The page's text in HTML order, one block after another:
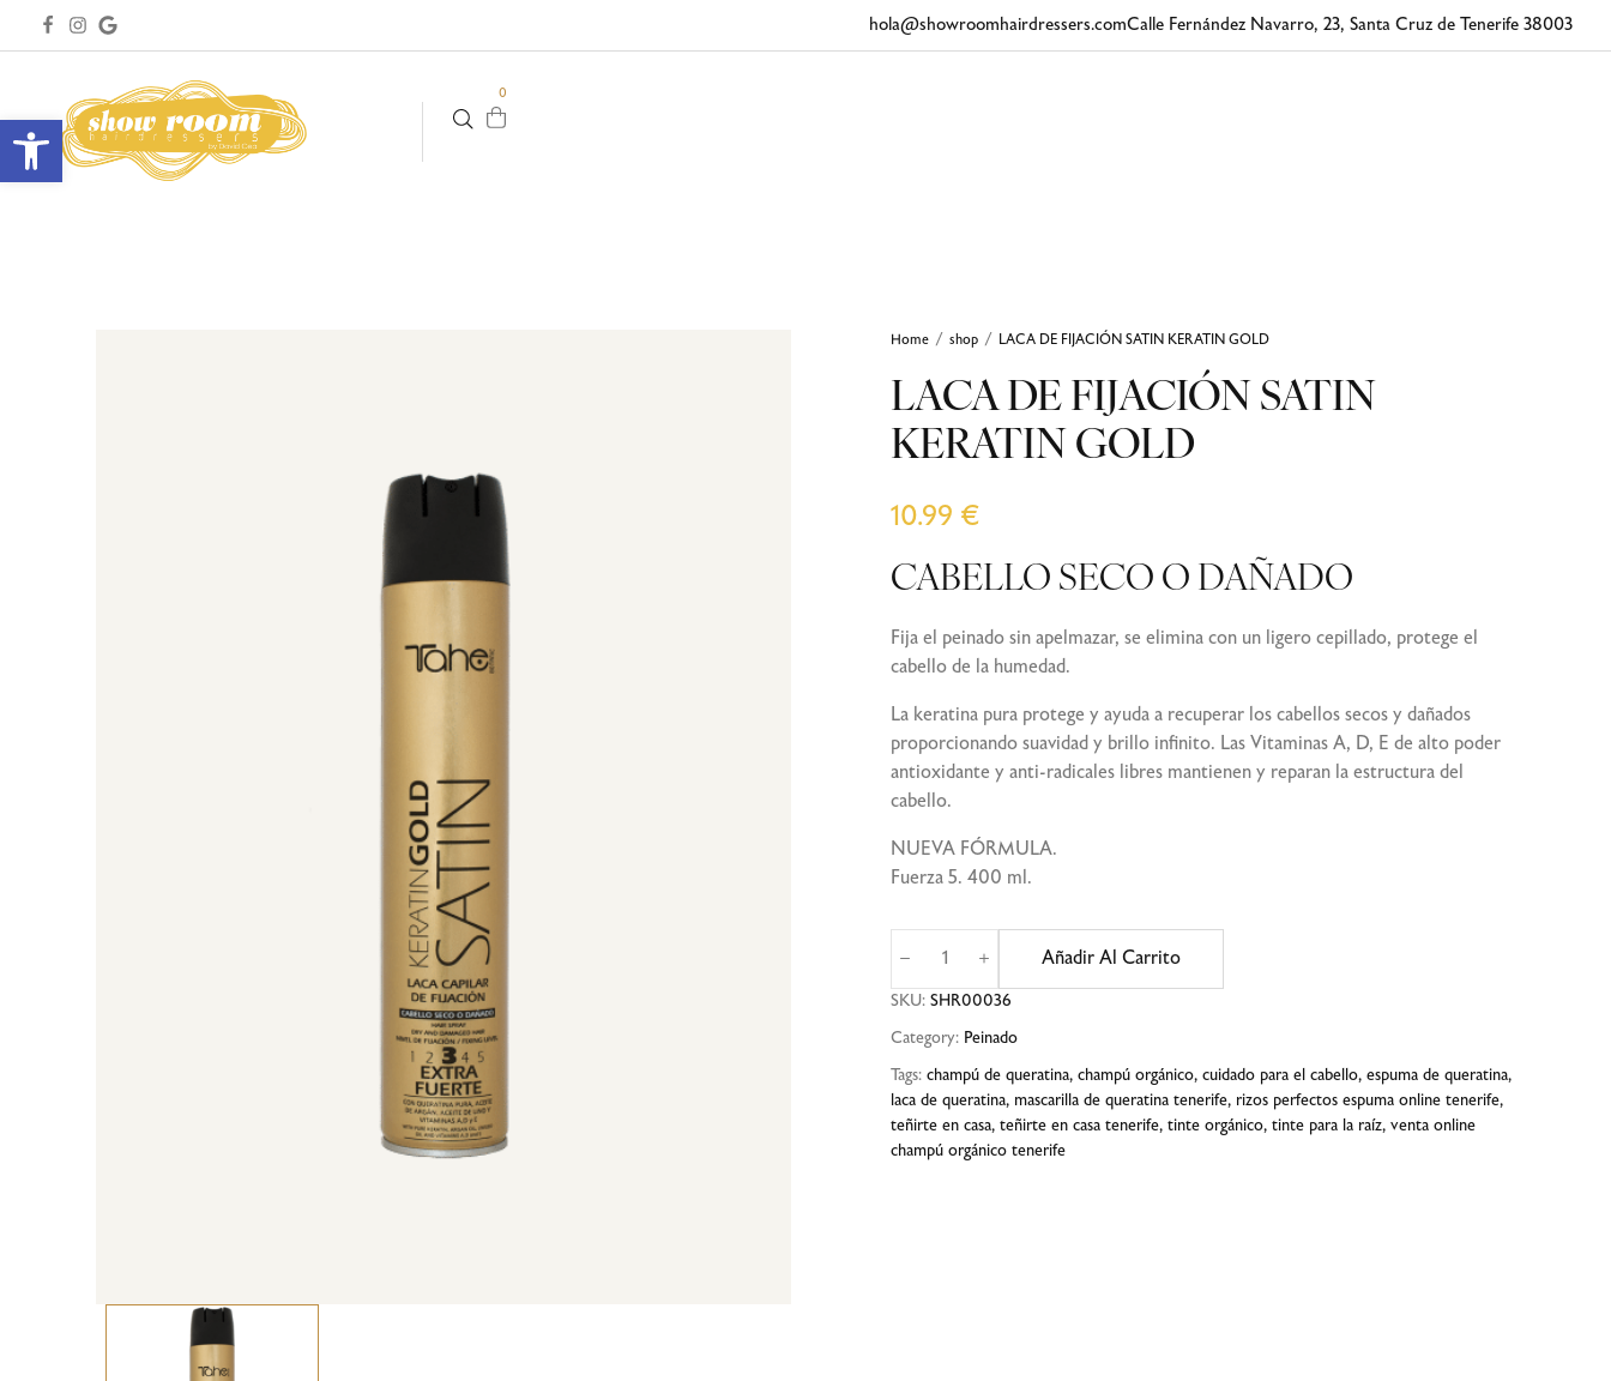
Abrir barra de herramientas
hola@showroomhairdressers.comCalle Fernández Navarro, 23, Santa Cruz de Tenerife 38003
0
Home / shop / LACA DE FIJACIÓN SATIN KERATIN GOLD
LACA DE FIJACIÓN SATIN
KERATIN GOLD
10.99 €
CABELLO SECO O DAÑADO
Fija el peinado sin apelmazar, se elimina con un ligero cepillado, protege el
cabello de la humedad.
La keratina pura protege y ayuda a recuperar los cabellos secos y dañados
proporcionando suavidad y brillo infinito. Las Vitaminas A, D, E de alto poder
antioxidante y anti-radicales libres mantienen y reparan la estructura del
cabello.
NUEVA FÓRMULA.
Fuerza 5. 400 ml.
Añadir Al Carrito
SKU: SHR00036
Category: Peinado
Tags: champú de queratina,champú orgánico,cuidado para el cabello,espuma de queratina,
laca de queratina, mascarilla de queratina tenerife, rizos perfectos espuma online tenerife,
teñirte en casa,teñirte en casa tenerife,tinte orgánico,tinte para la raíz,venta online
champú orgánico tenerife